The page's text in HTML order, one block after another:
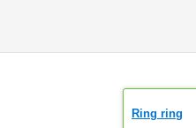
Ring ring